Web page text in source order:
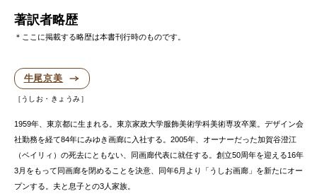
著訳者略歴
＊ここに掲載する略歴は本書刊行時のものです。
牛尾京美
うしお・きょうみ
1959年、東京都に生まれる。東京家政大学服飾美術学科美術専攻卒業。デザイン会
社勤務を経て84年にみゆき画廊に入社する。2005年、オーナーだった加賀谷澄江
（ベイリィ）の死去にともない、同画廊代表に就任する。創立50周年を迎える16年
3月をもって同画廊を閉めることを決意、同年6月より「うしお画廊」を新たにオー
プンする。夫と息子との3人家族。